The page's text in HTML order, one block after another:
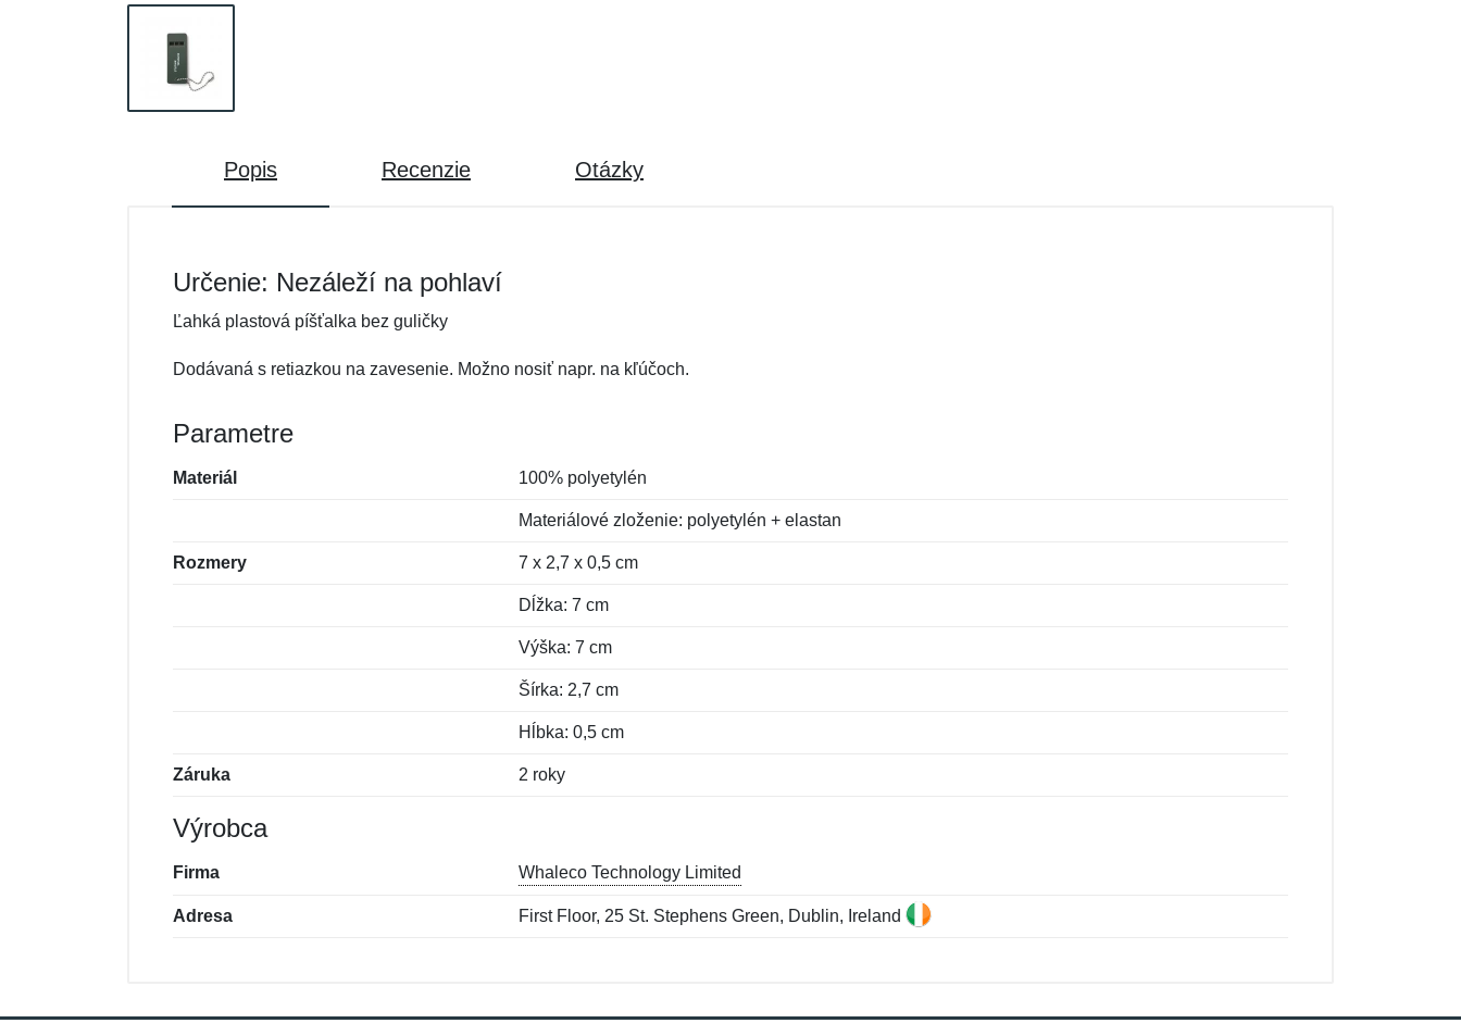
Popis Recenzie Otázky
Určenie: Nezáleží na pohlaví
Ľahká plastová píšťalka bez guličky
Dodávaná s retiazkou na zavesenie. Možno nosiť napr. na kľúčoch.
Parametre
Materiál 100% polyetylén
Materiálové zloženie: polyetylén + elastan
Rozmery 7 x 2,7 x 0,5 cm
Dĺžka: 7 cm
Výška: 7 cm
Šírka: 2,7 cm
Hĺbka: 0,5 cm
Záruka 2 roky
Výrobca
Firma Whaleco Technology Limited
Adresa First Floor, 25 St. Stephens Green, Dublin, Ireland